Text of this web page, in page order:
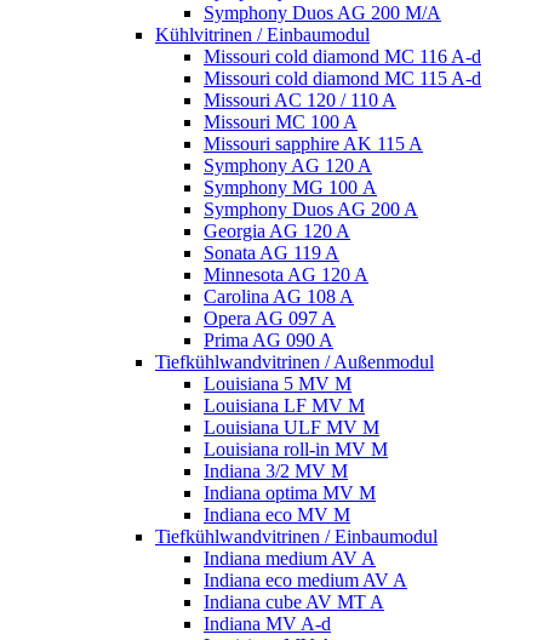
Symphony Duos AG 200 M/A
Kühlvitrinen / Einbaumodul
Missouri cold diamond MC 116 A-d
Missouri cold diamond MC 115 A-d
Missouri AC 120 / 110 A
Missouri MC 100 A
Missouri sapphire AK 115 A
Symphony AG 120 A
Symphony MG 100 А
Symphony Duos AG 200 A
Georgia AG 120 A
Sonata AG 119 A
Minnesota AG 120 A
Carolina AG 108 A
Opera AG 097 A
Prima AG 090 A
Tiefkühlwandvitrinen / Außenmodul
Louisiana 5 MV M
Louisiana LF MV M
Louisiana ULF MV M
Louisiana roll-in MV M
Indiana 3/2 MV M
Indiana optima MV M
Indiana eco MV M
Tiefkühlwandvitrinen / Einbaumodul
Indiana medium AV A
Indiana eco medium AV A
Indiana cube AV MT A
Indiana MV A-d